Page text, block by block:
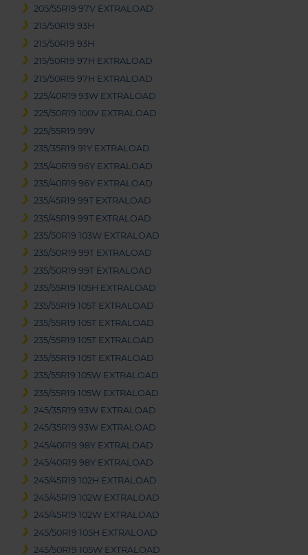
205/55R19 97V EXTRALOAD
215/50R19 93H
215/50R19 93H
215/50R19 97H EXTRALOAD
215/50R19 97H EXTRALOAD
225/40R19 93W EXTRALOAD
225/50R19 100V EXTRALOAD
225/55R19 99V
235/35R19 91Y EXTRALOAD
235/40R19 96Y EXTRALOAD
235/40R19 96Y EXTRALOAD
235/45R19 99T EXTRALOAD
235/45R19 99T EXTRALOAD
235/50R19 103W EXTRALOAD
235/50R19 99T EXTRALOAD
235/50R19 99T EXTRALOAD
235/55R19 105H EXTRALOAD
235/55R19 105T EXTRALOAD
235/55R19 105T EXTRALOAD
235/55R19 105T EXTRALOAD
235/55R19 105T EXTRALOAD
235/55R19 105W EXTRALOAD
235/55R19 105W EXTRALOAD
245/35R19 93W EXTRALOAD
245/35R19 93W EXTRALOAD
245/40R19 98Y EXTRALOAD
245/40R19 98Y EXTRALOAD
245/45R19 102H EXTRALOAD
245/45R19 102W EXTRALOAD
245/45R19 102W EXTRALOAD
245/50R19 105H EXTRALOAD
245/50R19 105W EXTRALOAD